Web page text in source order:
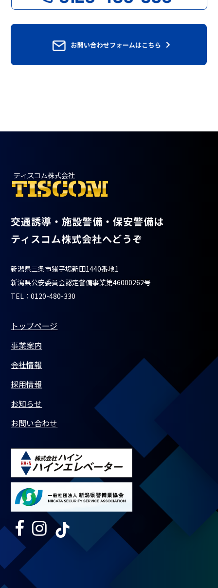
交通誘導・施設警備・保安警備は
ティスコム株式会社へどうぞ
新潟県三条市猪子場新田1440番地1
新潟県公安委員会認定警備事業第46000262号
TEL：0120-480-330
トップページ
事業案内
会社情報
採用情報
お知らせ
お問い合わせ